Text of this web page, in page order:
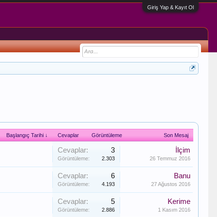
Giriş Yap & Kayıt Ol
Başlangıç Tarihi ↓ Cevaplar Görüntüleme Son Mesaj
Cevaplar: 3
Görüntüleme: 2.303
İlçim
26 Temmuz 2016
Cevaplar: 6
Görüntüleme: 4.193
Banu
27 Ağustos 2016
Cevaplar: 5
Görüntüleme: 2.886
Kerime
1 Kasım 2016